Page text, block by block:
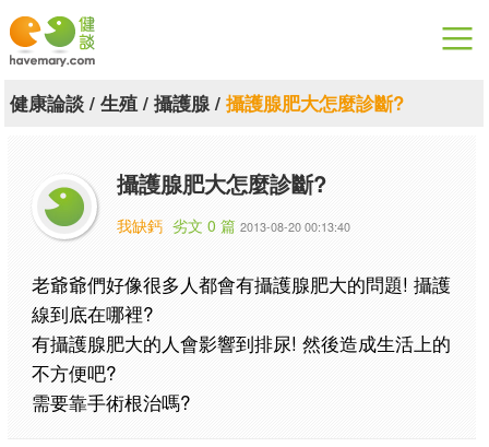
漫漫健康
關於健談
聯絡我們
下載專區
健康論談/ 生殖/ 攝護腺/ 攝護腺肥大怎麼診斷?
攝護腺肥大怎麼診斷?
我缺鈣 劣文 0 篇 2013-08-20 00:13:40
老爺爺們好像很多人都會有攝護腺肥大的問題! 攝護
線到底在哪裡?
有攝護腺肥大的人會影響到排尿! 然後造成生活上的
不方便吧?
需要靠手術根治嗎?